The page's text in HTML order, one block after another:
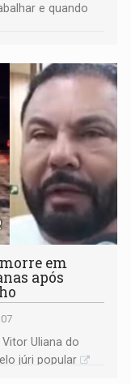
e quando
morre em
após
Uliana do
júri popular